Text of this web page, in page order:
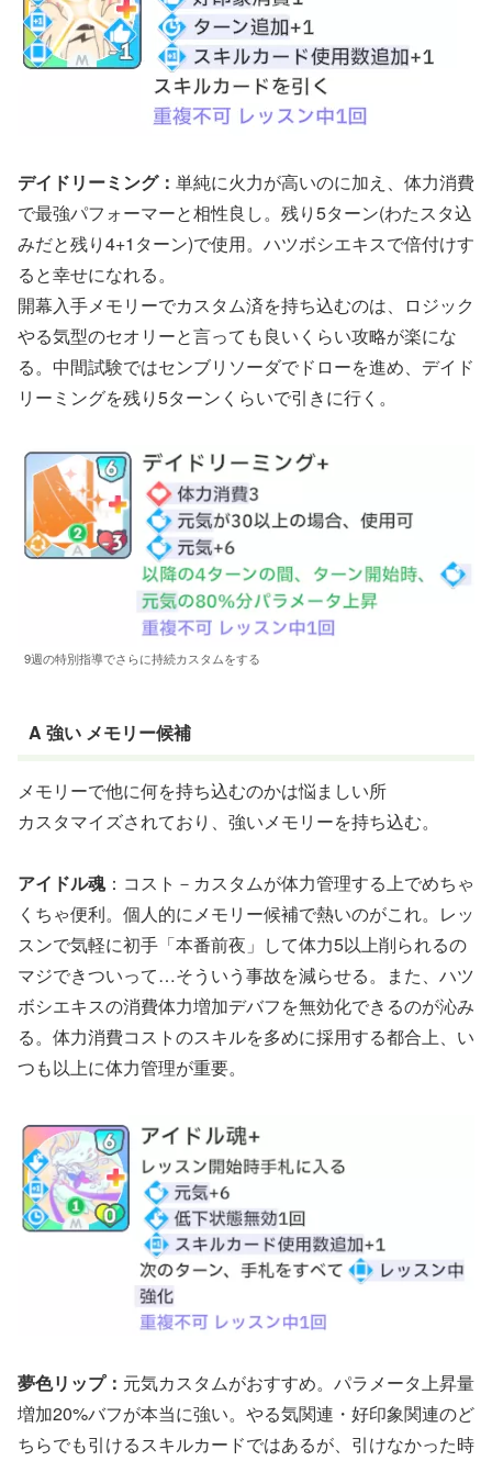
デイドリーミング： 単純に火力が高いのに加え、体力消費
で最強パフォーマーと相性良し。残り5ターン(わたスタ込
みだと残り4+1ターン)で使用。ハツボシエキスで倍付けす
ると幸せになれる。
開幕入手メモリーでカスタム済を持ち込むのは、ロジック
やる気型のセオリーと言っても良いくらい攻略が楽にな
る。中間試験ではセンブリソーダでドローを進め、デイド
リーミングを残り5ターンくらいで引きに行く。
9週の特別指導でさらに持続カスタムをする
A 強い メモリー候補
メモリーで他に何を持ち込むのかは悩ましい所
カスタマイズされており、強いメモリーを持ち込む。
アイドル魂：コスト－カスタムが体力管理する上でめちゃ
くちゃ便利。個人的にメモリー候補で熱いのがこれ。レッ
スンで気軽に初手「本番前夜」して体力5以上削られるの
マジできついって…そういう事故を減らせる。また、ハツ
ボシエキスの消費体力増加デバフを無効化できるのが沁み
る。体力消費コストのスキルを多めに採用する都合上、い
つも以上に体力管理が重要。
夢色リップ： 元気カスタムがおすすめ。パラメータ上昇量
増加20%バフが本当に強い。やる気関連・好印象関連のど
ちらでも引けるスキルカードではあるが、引けなかった時